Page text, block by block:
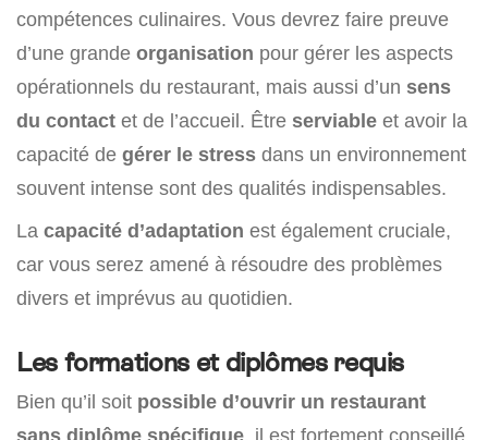
compétences culinaires. Vous devrez faire preuve
d’une grande organisation pour gérer les aspects
opérationnels du restaurant, mais aussi d’un sens
du contact et de l’accueil. Être serviable et avoir la
capacité de gérer le stress dans un environnement
souvent intense sont des qualités indispensables.
La capacité d’adaptation est également cruciale,
car vous serez amené à résoudre des problèmes
divers et imprévus au quotidien.
Les formations et diplômes requis
Bien qu’il soit possible d’ouvrir un restaurant
sans diplôme spécifique, il est fortement conseillé